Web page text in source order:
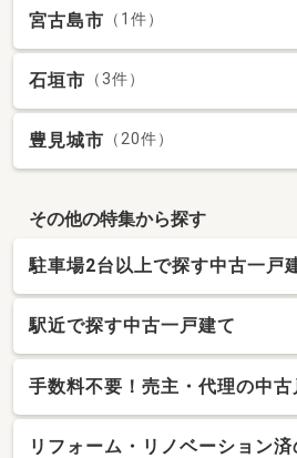
宮古島市 （1件）
石垣市 （3件）
豊見城市 （20件）
その他の特集から探す
駐車場2台以上で探す中古一戸
駅近で探す中古一戸建て
手数料不要！売主・代理の中古
リフォーム・リノベーション